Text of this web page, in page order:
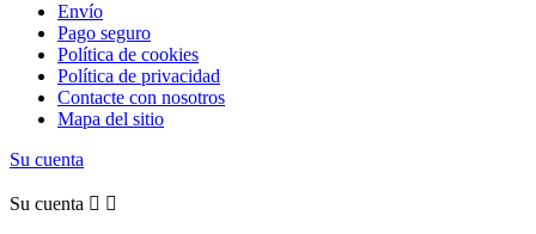
Envío
Pago seguro
Política de cookies
Política de privacidad
Contacte con nosotros
Mapa del sitio
Su cuenta
Su cuenta  